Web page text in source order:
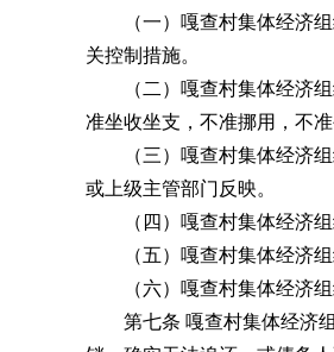
（一）嘎查村集体经济组
关控制措施。
（二）嘎查村集体经济组
准坐收坐支，不准挪用，不
（三）嘎查村集体经济组
或上级主管部门反映。
（四）嘎查村集体经济组
（五）嘎查村集体经济组
（六）嘎查村集体经济组
第七条 嘎查村集体经济组